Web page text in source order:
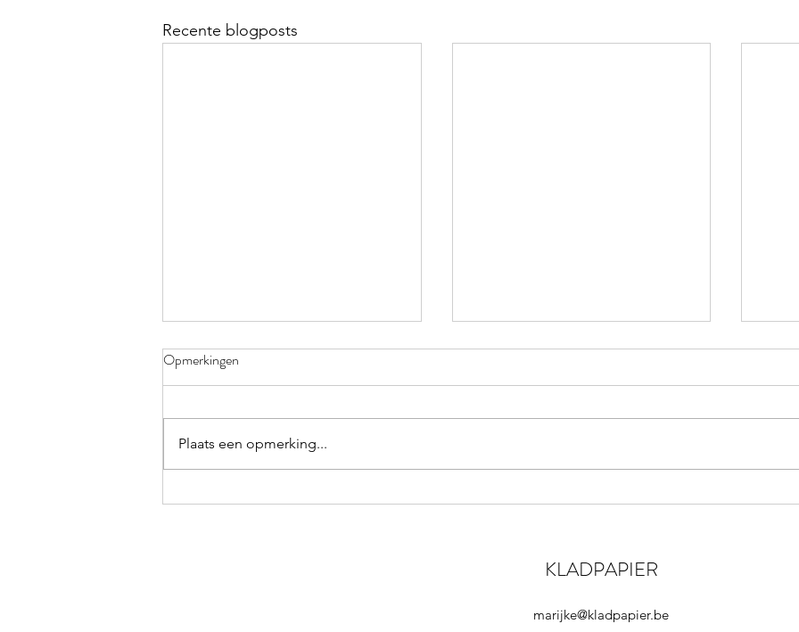
Recente blogposts
KLEURRIJK
Verdorie toch, weer vergeten!
volgende keer mijn knijper en
MIDPOLDER MURDERS
“Heb je zin om even mee in de
Aan
Opmerkingen
Plaats een opmerking...
KLADPAPIER
marijke@kladpapier.be